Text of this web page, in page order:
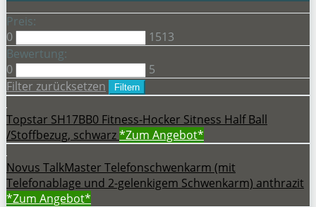
Preis:
0
1513
Bewertung:
0
5
Filter zurücksetzen
Filtern
Topstar SH17BB0 Fitness-Hocker Sitness Half Ball
/Stoffbezug, schwarz*Zum Angebot*
Novus TalkMaster Telefonschwenkarm (mit
Telefonablage und 2-gelenkigem Schwenkarm) anthrazit
*Zum Angebot*